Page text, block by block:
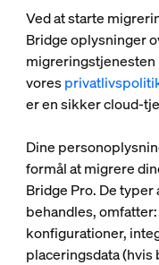
Ved at starte
Bridge oplysninger
vores
er en sikker cloud-
Dine
formål at migrere
Bridge Pro. De
behandles,
konfigurationer,
placeringsdata